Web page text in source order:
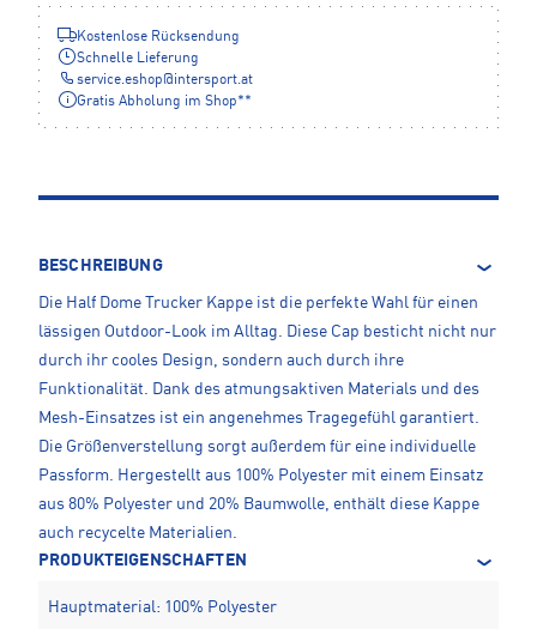
Kostenlose Rücksendung
Schnelle Lieferung
service.eshop@intersport.at
Gratis Abholung im Shop**
BESCHREIBUNG
Die Half Dome Trucker Kappe ist die perfekte Wahl für einen
lässigen Outdoor-Look im Alltag. Diese Cap besticht nicht nur
durch ihr cooles Design, sondern auch durch ihre
Funktionalität. Dank des atmungsaktiven Materials und des
Mesh-Einsatzes ist ein angenehmes Tragegefühl garantiert.
Die Größenverstellung sorgt außerdem für eine individuelle
Passform. Hergestellt aus 100% Polyester mit einem Einsatz
aus 80% Polyester und 20% Baumwolle, enthält diese Kappe
auch recycelte Materialien.
PRODUKTEIGENSCHAFTEN
Hauptmaterial: 100% Polyester